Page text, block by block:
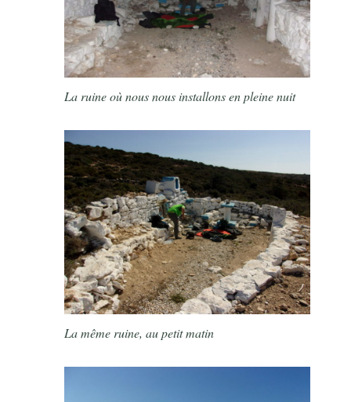
La ruine où nous nous installons en pleine nuit
La même ruine, au petit matin